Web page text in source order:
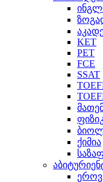
KET
PET
FCE
SSAT
ქიმია